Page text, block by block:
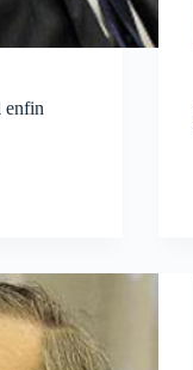
enfin